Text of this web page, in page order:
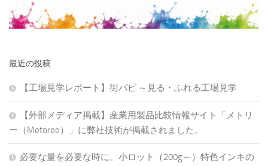
最近の投稿
【工場見学レポート】街パビ ～見る・ふれる工場見学
【外部メディア掲載】産業用製品比較情報サイト「メトリ
ー（Metoree）」に弊社技術が掲載されました。
必要な量を必要な時に。小ロット（200g～）特色インキの